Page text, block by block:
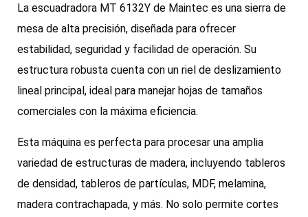
La escuadradora MT 6132Y de Maintec es una sierra de
mesa de alta precisión, diseñada para ofrecer
estabilidad, seguridad y facilidad de operación. Su
estructura robusta cuenta con un riel de deslizamiento
lineal principal, ideal para manejar hojas de tamaños
comerciales con la máxima eficiencia.
Esta máquina es perfecta para procesar una amplia
variedad de estructuras de madera, incluyendo tableros
de densidad, tableros de partículas, MDF, melamina,
madera contrachapada, y más. No solo permite cortes